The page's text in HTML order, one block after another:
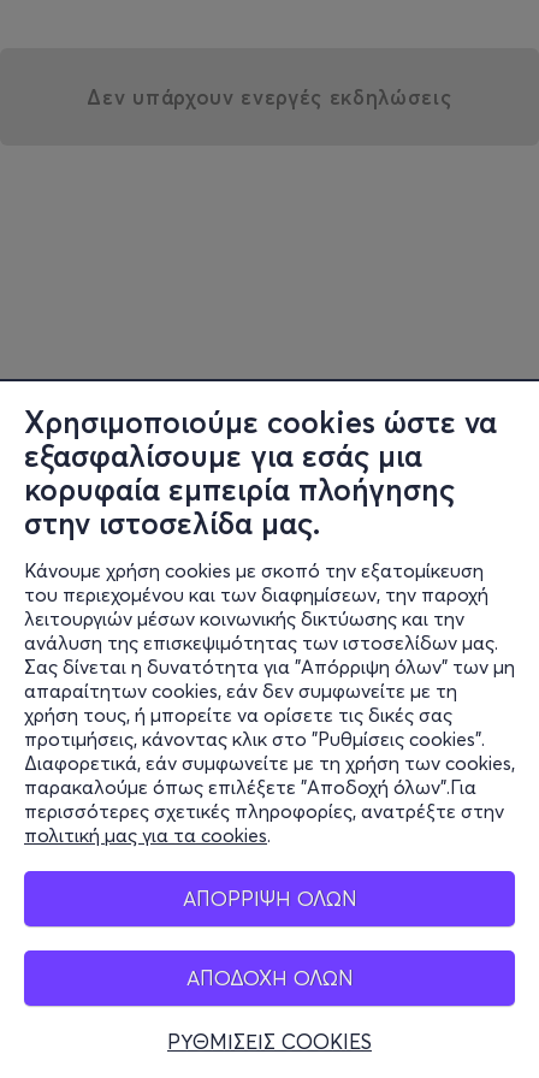
Χρησιμοποιούμε cookies ώστε να
εξασφαλίσουμε για εσάς μια
κορυφαία εμπειρία πλοήγησης
στην ιστοσελίδα μας.
Κάνουμε χρήση cookies με σκοπό την εξατομίκευση
του περιεχομένου και των διαφημίσεων, την παροχή
λειτουργιών μέσων κοινωνικής δικτύωσης και την
ανάλυση της επισκεψιμότητας των ιστοσελίδων μας.
Σας δίνεται η δυνατότητα για "Απόρριψη όλων" των μη
απαραίτητων cookies, εάν δεν συμφωνείτε με τη
χρήση τους, ή μπορείτε να ορίσετε τις δικές σας
προτιμήσεις, κάνοντας κλικ στο "Ρυθμίσεις cookies".
Διαφορετικά, εάν συμφωνείτε με τη χρήση των cookies,
παρακαλούμε όπως επιλέξετε "Αποδοχή όλων".Για
περισσότερες σχετικές πληροφορίες, ανατρέξτε στην
πολιτική μας για τα cookies.
ΑΠΟΡΡΙΨΗ ΟΛΩΝ
ΑΠΟΔΟΧΗ ΟΛΩΝ
ΡΥΘΜΙΣΕΙΣ COOKIES
Δεν υπάρχουν ενεργές εκδηλώσεις